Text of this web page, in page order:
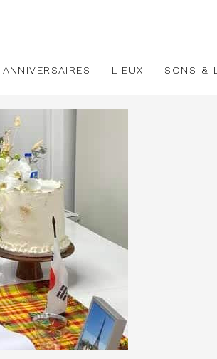
ANNIVERSAIRES LIEUX SONS &